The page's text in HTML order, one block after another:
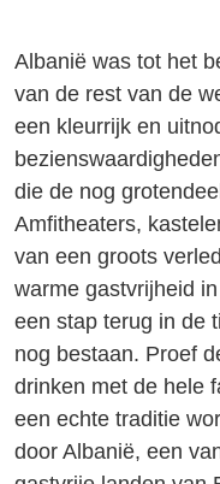
Albanië was tot het
van de rest van de
een kleurrijk en
die de nog
Amfitheaters,
van een groots
warme gastvrijheid
een stap terug in de
nog bestaan. Proef
drinken met de hele
een echte traditie
door Albanië, een